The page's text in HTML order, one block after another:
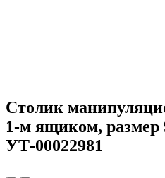
Столик
1-м ящиком, размер
УТ-00022981